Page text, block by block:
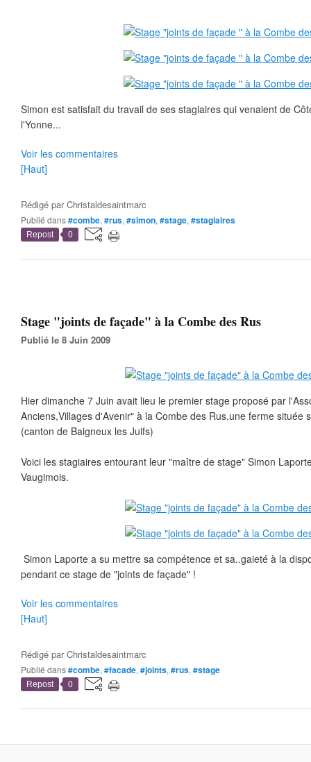
Simon est satisfait du travail de ses stagiaires qui venaient de
l'Yonne...
Voir les commentaires
[Haut]
Rédigé parChristaldesaintmarc
Publié dans#combe, #rus, #simon, #stage, #stagiaires
Repost 0
Stage "joints de façade" à la Combe des Rus
Publié le 8 Juin 2009
Hier dimanche 7 Juin avait lieu le premier stage proposé par
Anciens,Villages d'Avenir" à la Combe des Rus,une ferme située
(canton de Baigneux les Juifs)
Voici les stagiaires entourant leur "maître de stage" Simon
Vaugimois.
Simon Laporte a su mettre sa compétence et sa..gaieté à la
pendant ce stage de "joints de façade" !
Voir les commentaires
[Haut]
Rédigé parChristaldesaintmarc
Publié dans#combe, #facade, #joints, #rus, #stage
Repost 0